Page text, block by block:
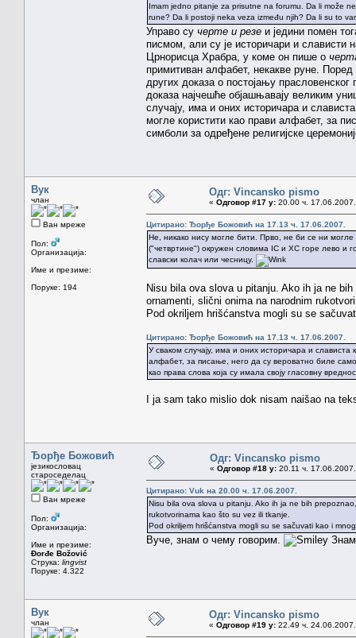
Imam jedno pitanje za prisutne na forumu. Da li može
rune? Da li postoji neka veza između njih? Da li su to
Управо су черте и резе и једини помен
писмом, али су је историчари и
Црнорисца Храбра, у коме он пише о
примитиван алфабет, некакве руне.
других доказа о постојању
доказа најчешће објашњавају великим
случају, има и оних историчара и
могле користити као прави алфабет, за
симболи за одређене религијске
Вук
члан
Ван мреже
Пол:
Организација:
Име и презиме:
Поруке: 194
Одг: Vincansko pismo
« Одговор #17 у: 20.00 ч.
Цитирано: Ђорђе Божовић на 17.13 ч. 17.06.2007.
Не, никако нису могле бити. Прво, не би се ни могле
("четвртине") окружен словима IС и ХС горе лево и
славски колач или чесницу.
Nisu bila ova slova u pitanju. Ako ih ja ne
ornamenti, slični onima na narodnim
Pod okriljem hrišćanstva mogli su se
Цитирано: Ђорђе Божовић на 17.13 ч. 17.06.2007.
У сваком случају, има и оних историчара и слависта
алфабет, за писање, него да су вероватно биле
као права слова која су имала своју гласовну
I ja sam tako mislio dok nisam naišao na
Ђорђе Божовић
језикословац
староседелац
Ван мреже
Пол:
Организација:
Име и презиме:
Đorđe Božović
Струка: lingvist
Поруке: 4.322
Одг: Vincansko pismo
« Одговор #18 у: 20.11 ч.
Цитирано: Vuk на 20.00 ч. 17.06.2007.
Nisu bila ova slova u pitanju. Ako ih ja ne bih
rukotvorinama kao što su vez ili tkanje.
Pod okriljem hrišćanstva mogli su se sačuvati kao i
Вуче, знам о чему говорим.
Вук
члан
Одг: Vincansko pismo
« Одговор #19 у: 22.49 ч.